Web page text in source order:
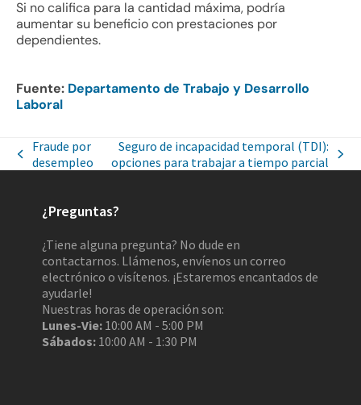
Si no califica para la cantidad máxima, podría
aumentar su beneficio con prestaciones por
dependientes.
Fuente: Departamento de Trabajo y Desarrollo
Laboral
Fraude por
desempleo
Seguro de incapacidad temporal (TDI):
opciones para trabajar a tiempo parcial
¿Preguntas?
¿Tiene alguna pregunta? No dude en
contactarnos. Llámenos, envíenos un correo
electrónico o visítenos. ¡Estaremos encantados de
ayudarle!
Nuestras horas de operación son:
Lunes-Vie: 10:00 AM - 5:00 PM
Sábados: 10:00 AM - 1:30 PM